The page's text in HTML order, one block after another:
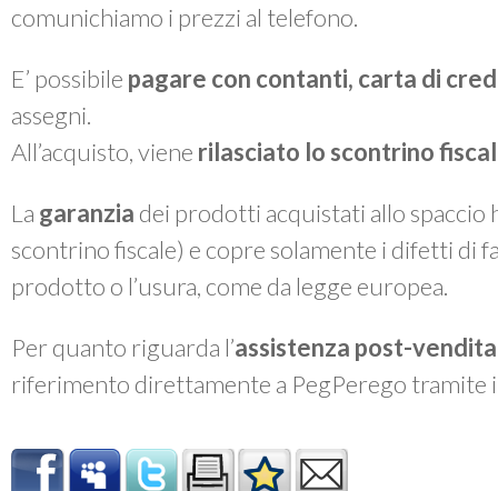
comunichiamo i prezzi al telefono.
E’ possibile pagare con contanti, carta di
assegni.
All’acquisto, viene rilasciato lo scontrino
La garanzia dei prodotti acquistati allo spaccio
scontrino fiscale) e copre solamente i difetti di
prodotto o l’usura, come da legge europea.
Per quanto riguarda l’assistenza post-vendita
riferimento direttamente a PegPerego tramite